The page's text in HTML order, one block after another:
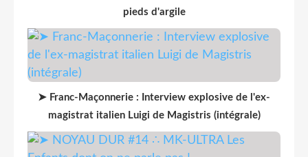
pieds d'argile
➤ Franc-Maçonnerie : Interview explosive de l'ex-
magistrat italien Luigi de Magistris (intégrale)